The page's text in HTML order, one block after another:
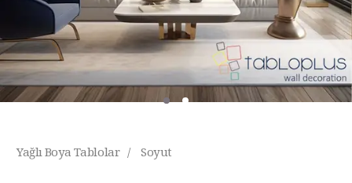
Yağlı Boya Tablolar / Soyut